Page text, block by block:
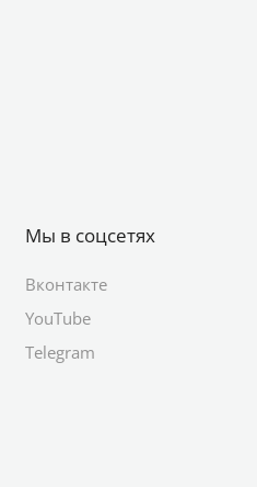
Мы в соцсетях
Вконтакте
YouTube
Telegram